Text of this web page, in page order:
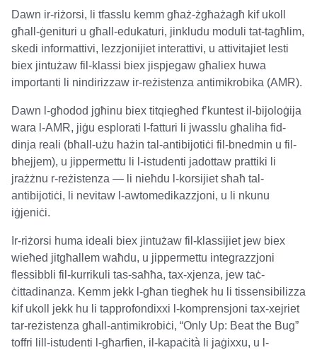
Dawn ir-riżorsi, li tfasslu kemm għaż-żgħażagħ kif ukoll
għall-ġenituri u għall-edukaturi, jinkludu moduli tat-tagħlim,
skedi informattivi, lezzjonijiet interattivi, u attivitajiet lesti
biex jintużaw fil-klassi biex jispjegaw għaliex huwa
importanti li nindirizzaw ir-reżistenza antimikrobika (AMR).
Dawn l-għodod jgħinu biex titqiegħed f’kuntest il-bijoloġija
wara l-AMR, jiġu esplorati l-fatturi li jwasslu għaliha fid-
dinja reali (bħall-użu ħażin tal-antibijotiċi fil-bnedmin u fil-
bhejjem), u jippermettu li l-istudenti jadottaw prattiki li
jrażżnu r-reżistenza — li nieħdu l-korsijiet sħaħ tal-
antibijotiċi, li nevitaw l-awtomedikazzjoni, u li nkunu
iġjeniċi.
Ir-riżorsi huma ideali biex jintużaw fil-klassijiet jew biex
wieħed jitgħallem waħdu, u jippermettu integrazzjoni
flessibbli fil-kurrikuli tas-saħħa, tax-xjenza, jew taċ-
ċittadinanza. Kemm jekk l-għan tiegħek hu li tissensibilizza
kif ukoll jekk hu li tapprofondixxi l-komprensjoni tax-xejriet
tar-reżistenza għall-antimikrobiċi, “Only Up: Beat the Bug”
toffri lill-istudenti l-għarfien, il-kapaċità li jaġixxu, u l-